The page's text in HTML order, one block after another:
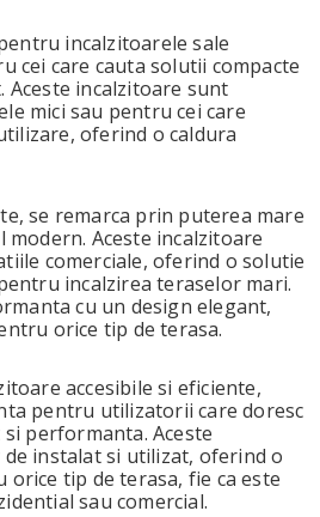
incalzitoarele sale
cei care cauta solutii compacte
incalzitoare sunt
mici sau pentru cei care
oferind o caldura
se remarca prin puterea mare
modern. Aceste incalzitoare
comerciale, oferind o solutie
incalzirea teraselor mari.
cu un design elegant,
orice tip de terasa.
accesibile si eficiente,
pentru utilizatorii care doresc
performanta. Aceste
instalat si utilizat, oferind o
orice tip de terasa, fie ca este
sau comercial.